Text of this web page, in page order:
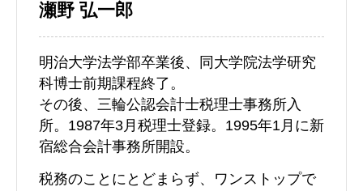
瀬野 弘一郎
明治大学法学部卒業後、同大学院法学研究
科博士前期課程終了。
その後、三輪公認会計士税理士事務所入
所。1987年3月税理士登録。1995年1月に新
宿総合会計事務所開設。
税務のことにとどまらず、ワンストップで